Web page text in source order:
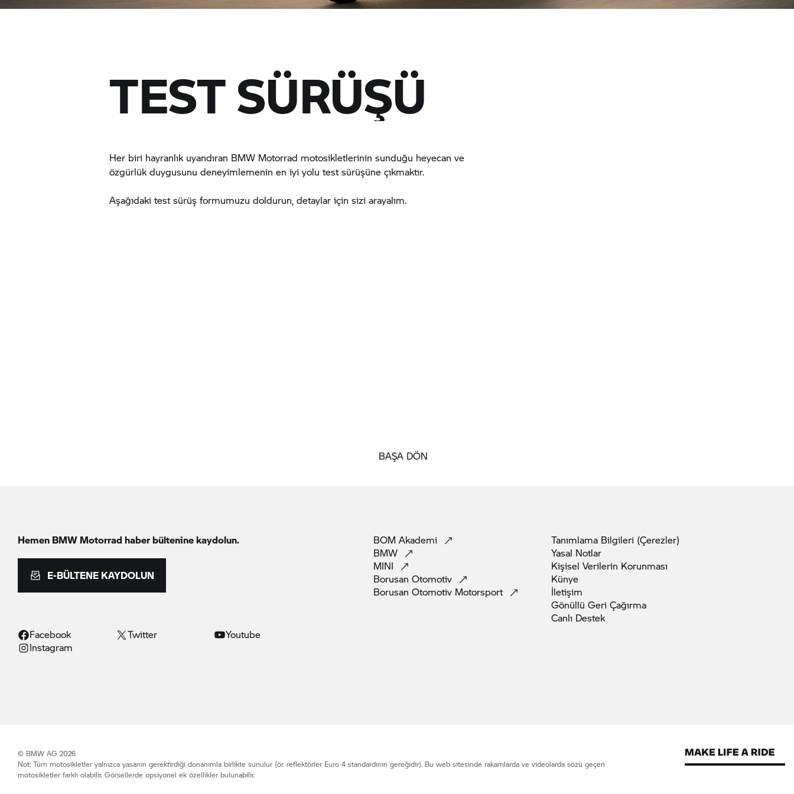
TEST SÜRÜŞÜ
Her biri hayranlık uyandıran BMW Motorrad motosikletlerinin sunduğu heyecan ve
özgürlük duygusunu deneyimlemenin en iyi yolu test sürüşüne çıkmaktır.
Aşağıdaki test sürüş formumuzu doldurun, detaylar için sizi arayalım.
BAŞA DÖN
Hemen BMW Motorrad haber bültenine kaydolun.
E-BÜLTENE KAYDOLUN
Facebook Twitter
Youtube
Instagram
BOM Akademi
BMW
MINI
Borusan Otomotiv
Borusan Otomotiv Motorsport
Tanımlama Bilgileri (Çerezler)
Yasal Notlar
Kişisel Verilerin Korunması
Künye
İletişim
Gönüllü Geri Çağırma
Canlı Destek
© BMW AG 2026
Not: Tüm motosikletler yalnızca yasanın gerektirdiği donanımla birlikte sunulur (ör. reflektörler Euro 4 standardının gereğidir). Bu web sitesinde rakamlarda ve videolarda sözü geçen
motosikletler farklı olabilir. Görsellerde opsiyonel ek özellikler bulunabilir.